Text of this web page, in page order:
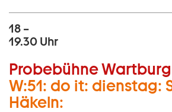
18 –
19.30 Uhr
Probebühne
W:51: do it: dienstag:
Häkeln: